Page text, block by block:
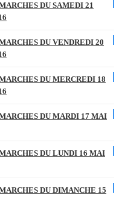
DU SAMEDI 21
DU VENDREDI 20
DU MERCREDI 18
DU MARDI 17 MAI
DU LUNDI 16 MAI
DU DIMANCHE 15